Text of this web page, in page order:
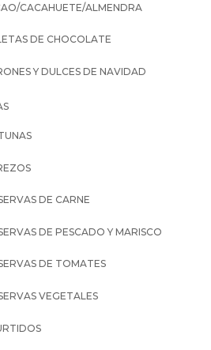
CACAHUETE/ALMENDRA
DE CHOCOLATE
Y DULCES DE NAVIDAD
DE CARNE
DE PESCADO Y MARISCO
DE TOMATES
VEGETALES